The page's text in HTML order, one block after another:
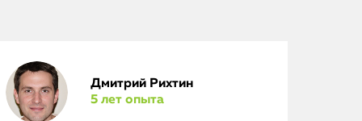
Дмитрий Рихтин
5 лет опыта